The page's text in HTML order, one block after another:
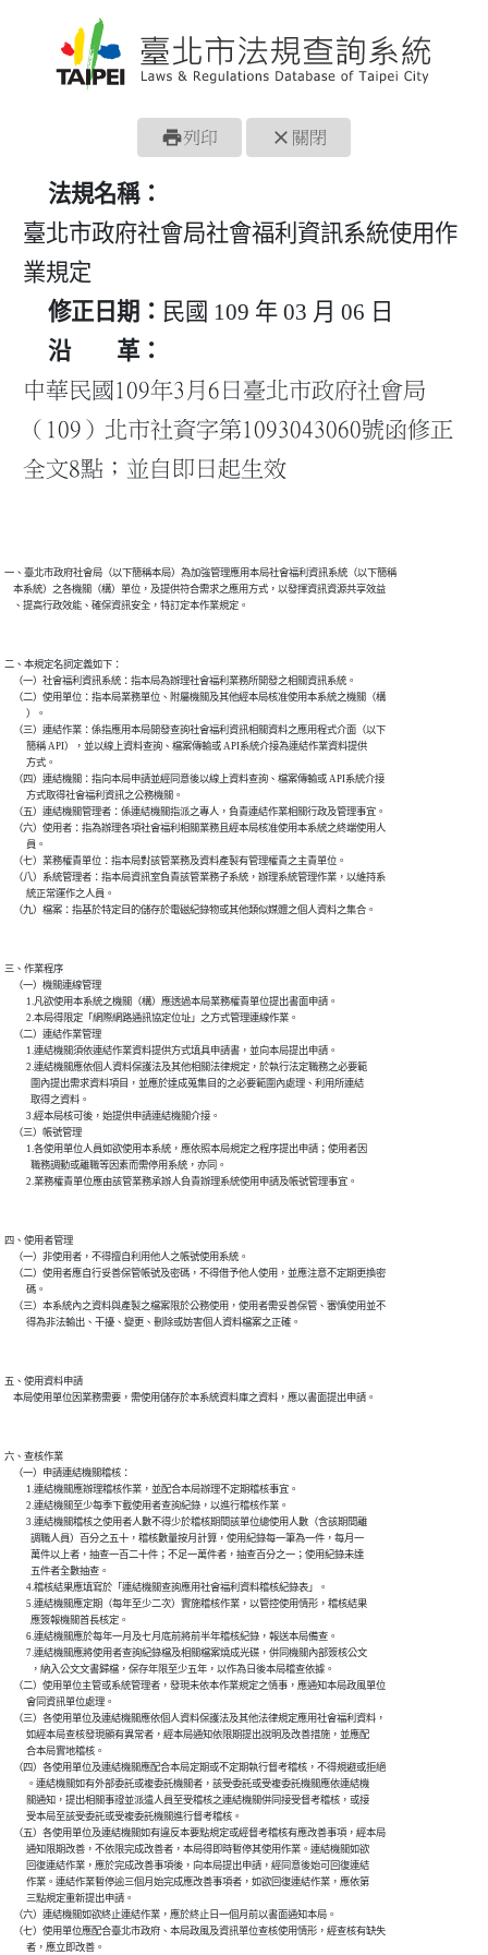
print列印 close 關閉
法規名稱：
臺北市政府社會局社會福利資訊系統使用作
業規定
修正日期： 民國 109 年 03 月 06 日
沿 革：
中華民國109年3月6日臺北市政府社會局
（109）北市社資字第1093043060號函修正
全文8點；並自即日起生效
一、臺北市政府社會局（以下簡稱本局）為加強管理應用本局社會福利資訊系統（以下簡稱
    本系統）之各機關（構）單位，及提供符合需求之應用方式，以發揮資訊資源共享效益
二、本規定名詞定義如下：
    （一）社會福利資訊系統：指本局為辦理社會福利業務所開發之相關資訊系統。
    （二）使用單位：指本局業務單位、附屬機關及其他經本局核准使用本系統之機關（構
          ）。
    （三）連結作業：係指應用本局開發查詢社會福利資訊相關資料之應用程式介面（以下
          簡稱 API），並以線上資料查詢、檔案傳輸或 API系統介接為連結作業資料提供
          方式。
    （四）連結機關：指向本局申請並經同意後以線上資料查詢、檔案傳輸或 API系統介接
          方式取得社會福利資訊之公務機關。
    （五）連結機關管理者：係連結機關指派之專人，負責連結作業相關行政及管理事宜。
    （六）使用者：指為辦理各項社會福利相關業務且經本局核准使用本系統之終端使用人
          員。
    （七）業務權責單位：指本局對該管業務及資料產製有管理權責之主責單位。
    （八）系統管理者：指本局資訊室負責該管業務子系統，辦理系統管理作業，以維持系
          統正常運作之人員。
三、作業程序
    （一）機關連線管理
          1.凡欲使用本系統之機關（構）應透過本局業務權責單位提出書面申請。
          2.本局得限定「網際網路通訊協定位址」之方式管理連線作業。
    （二）連結作業管理
          1.連結機關須依連結作業資料提供方式填具申請書，並向本局提出申請。
          2.連結機關應依個人資料保護法及其他相關法律規定，於執行法定職務之必要範
            圍內提出需求資料項目，並應於達成蒐集目的之必要範圍內處理、利用所連結
            取得之資料。
          3.經本局核可後，始提供申請連結機關介接。
    （三）帳號管理
          1.各使用單位人員如欲使用本系統，應依照本局規定之程序提出申請；使用者因
            職務調動或離職等因素而需停用系統，亦同。
四、使用者管理
    （一）非使用者，不得擅自利用他人之帳號使用系統。
    （二）使用者應自行妥善保管帳號及密碼，不得借予他人使用，並應注意不定期更換密
          碼。
    （三）本系統內之資料與產製之檔案限於公務使用，使用者需妥善保管、審慎使用並不
五、使用資料申請
六、查核作業
    （一）申請連結機關稽核：
          1.連結機關應辦理稽核作業，並配合本局辦理不定期稽核事宜。
          2.連結機關至少每季下載使用者查詢紀錄，以進行稽核作業。
          3.連結機關稽核之使用者人數不得少於稽核期間該單位總使用人數（含該期間離
            調職人員）百分之五十，稽核數量按月計算，使用紀錄每一筆為一件，每月一
            萬件以上者，抽查一百二十件；不足一萬件者，抽查百分之一；使用紀錄未達
            五件者全數抽查。
          4.稽核結果應填寫於「連結機關查詢應用社會福利資料稽核紀錄表」。
          5.連結機關應定期（每年至少二次）實施稽核作業，以管控使用情形，稽核結果
            應簽報機關首長核定。
          6.連結機關應於每年一月及七月底前將前半年稽核紀錄，報送本局備查。
          7.連結機關應將使用者查詢紀錄檔及相關檔案燒成光碟，併同機關內部簽核公文
            ，納入公文文書歸檔，保存年限至少五年，以作為日後本局稽查依據。
    （二）使用單位主管或系統管理者，發現未依本作業規定之情事，應通知本局政風單位
          會同資訊單位處理。
    （三）各使用單位及連結機關應依個人資料保護法及其他法律規定應用社會福利資料，
          如經本局查核發現顯有異常者，經本局通知依限期提出說明及改善措施，並應配
          合本局實地稽核。
    （四）各使用單位及連結機關應配合本局定期或不定期執行督考稽核，不得規避或拒絕
          。連結機關如有外部委託或複委託機關者，該受委託或受複委託機關應依連結機
          關通知，提出相關事證並派遣人員至受稽核之連結機關併同接受督考稽核，或接
          受本局至該受委託或受複委託機關進行督考稽核。
    （五）各使用單位及連結機關如有違反本要點規定或經督考稽核有應改善事項，經本局
          通知限期改善，不依限完成改善者，本局得即時暫停其使用作業。連結機關如欲
          回復連結作業，應於完成改善事項後，向本局提出申請，經同意後始可回復連結
          作業。連結作業暫停逾三個月始完成應改善事項者，如欲回復連結作業，應依第
          三點規定重新提出申請。
    （六）連結機關如欲終止連結作業，應於終止日一個月前以書面通知本局。
    （七）使用單位應配合臺北市政府、本局政風及資訊單位查核使用情形，經查核有缺失
          者，應立即改善。